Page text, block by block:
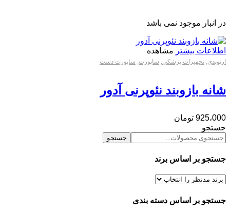
در انبار موجود نمی باشد
اطلاعات بیشتر مشاهده
ارتوپدی, تجهیزات پزشکی, ساپورت, ساپورت دست
شانه بازوبند نئوپرنی آدور
925،000 تومان
جستجو
جستجو
جستجو بر اساس برند
جستجو بر اساس دسته بندی